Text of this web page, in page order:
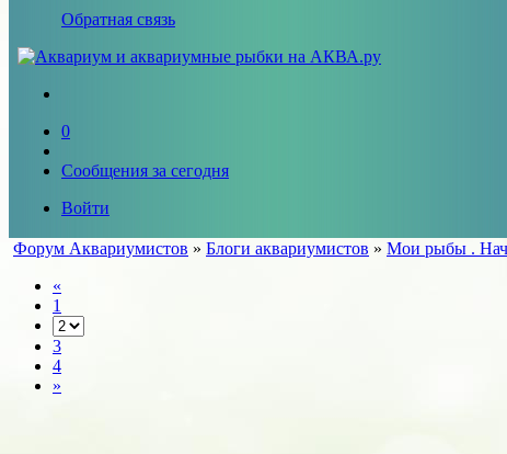
Обратная связь
0
Сообщения за сегодня
Войти
Форум Аквариумистов » Блоги аквариумистов » Мои рыбы .
«
1
3
4
»